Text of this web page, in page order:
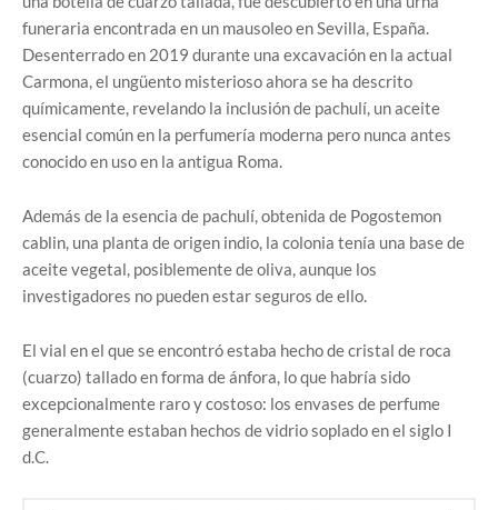
funeraria encontrada en un mausoleo en Sevilla, España.
Desenterrado en 2019 durante una excavación en la actual
Carmona, el ungüento misterioso ahora se ha descrito
químicamente, revelando la inclusión de pachulí, un aceite
esencial común en la perfumería moderna pero nunca antes
conocido en uso en la antigua Roma.
Además de la esencia de pachulí, obtenida de Pogostemon
cablin, una planta de origen indio, la colonia tenía una base de
aceite vegetal, posiblemente de oliva, aunque los
investigadores no pueden estar seguros de ello.
El vial en el que se encontró estaba hecho de cristal de roca
(cuarzo) tallado en forma de ánfora, lo que habría sido
excepcionalmente raro y costoso: los envases de perfume
generalmente estaban hechos de vidrio soplado en el siglo I
d.C.